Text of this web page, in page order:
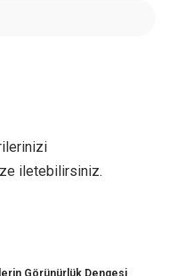
iletebilirsiniz.
Görünürlük Dengesi